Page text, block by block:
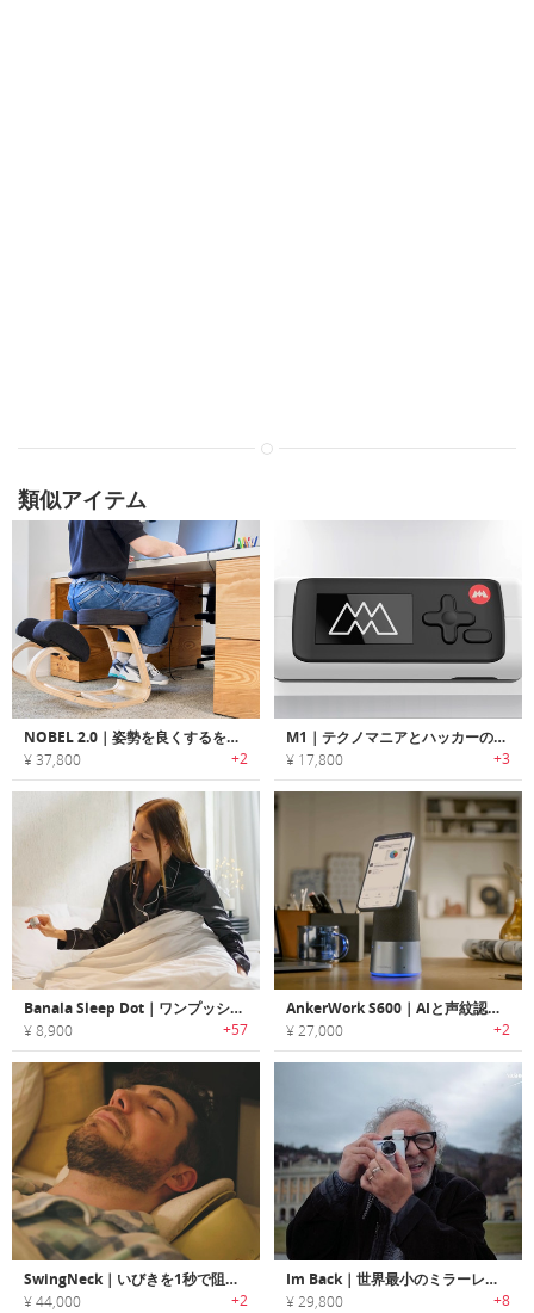
類似アイテム
NOBEL 2.0｜姿勢を良くするをニーリングチェア
¥ 37,800 +2
M1｜テクノマニアとハッカーのためのコンパクトなマルチツール
¥ 17,800 +3
Banala Sleep Dot｜ワンプッシュでより早くより深く眠れる睡眠用ガジェット
¥ 8,900 +57
AnkerWork S600｜AIと声紋認識搭載のスマートスマホマウント兼スピーカー
¥ 27,000 +2
SwingNeck｜いびきを1秒で阻止するスマートピロー
¥ 44,000 +2
Im Back｜世界最小のミラーレスカメラ
¥ 29,800 +8